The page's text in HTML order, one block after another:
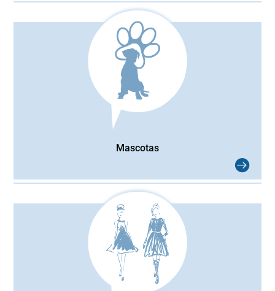
Mascotas